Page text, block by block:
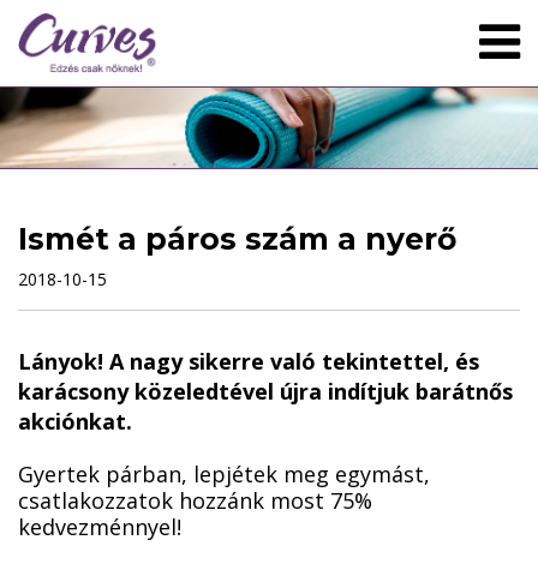
Ismét a páros szám a nyerő
2018-10-15
Lányok! A nagy sikerre való tekintettel, és
karácsony közeledtével újra indítjuk barátnős
akciónkat.
Gyertek párban, lepjétek meg egymást,
csatlakozzatok hozzánk most 75%
kedvezménnyel!